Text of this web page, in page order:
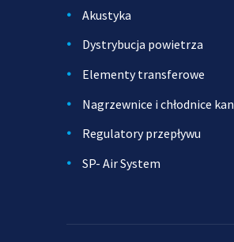
Akustyka
Dystrybucja powietrza
Elementy transferowe
Nagrzewnice i chłodnice
Regulatory przepływu
SP- Air System